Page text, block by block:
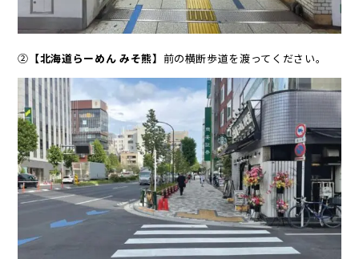
② 【北海道らーめん みそ熊】 前の横断歩道を渡ってください。